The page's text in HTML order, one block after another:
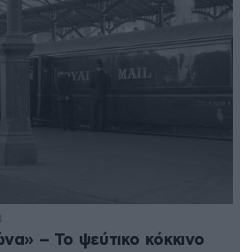
– Το ψεύτικο κόκκινο